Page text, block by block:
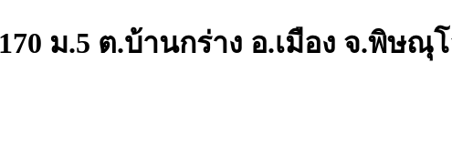
170 ม.5 ต.บ้านกร่าง อ.เมือง จ.พิษณุ